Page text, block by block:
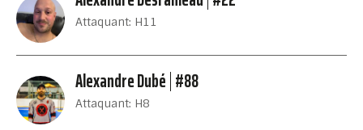
Attaquant: H11
Alexandre Dubé #88
Attaquant: H8